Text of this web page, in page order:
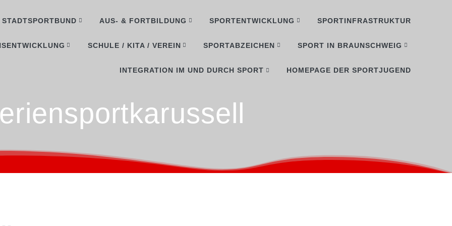
STADTSPORTBUND AUS- & FORTBILDUNG SPORTENTWICKLUNG SPORTINFRASTRUKTUR
SCHULE / KITA / VEREIN SPORTABZEICHEN SPORT IN BRAUNSCHWEIG
INTEGRATION IM UND DURCH SPORT HOMEPAGE DER SPORTJUGEND